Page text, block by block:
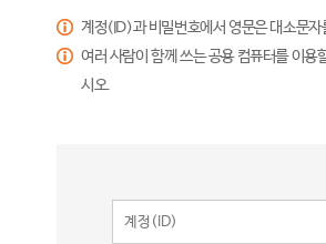
계정(ID)과 비밀번호에서 영문은 대소문
여러 사람이 함께 쓰는 공용 컴퓨터를 이
시오.